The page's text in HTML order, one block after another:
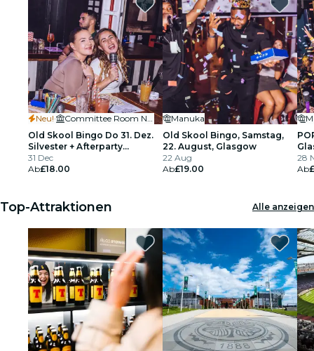
Neu!·
Committee Room No.9
Old Skool Bingo Do 31. Dez.
Silvester + Afterparty
Glasgow
31 Dec
Ab£18.00
Manuka
Old Skool Bingo, Samstag,
22. August, Glasgow
22 Aug
Ab£19.00
28
Ab
Top-Attraktionen Alle anzeigen